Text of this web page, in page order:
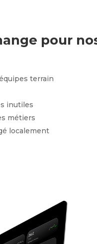
pour
terrain
inutiles
métiers
localement